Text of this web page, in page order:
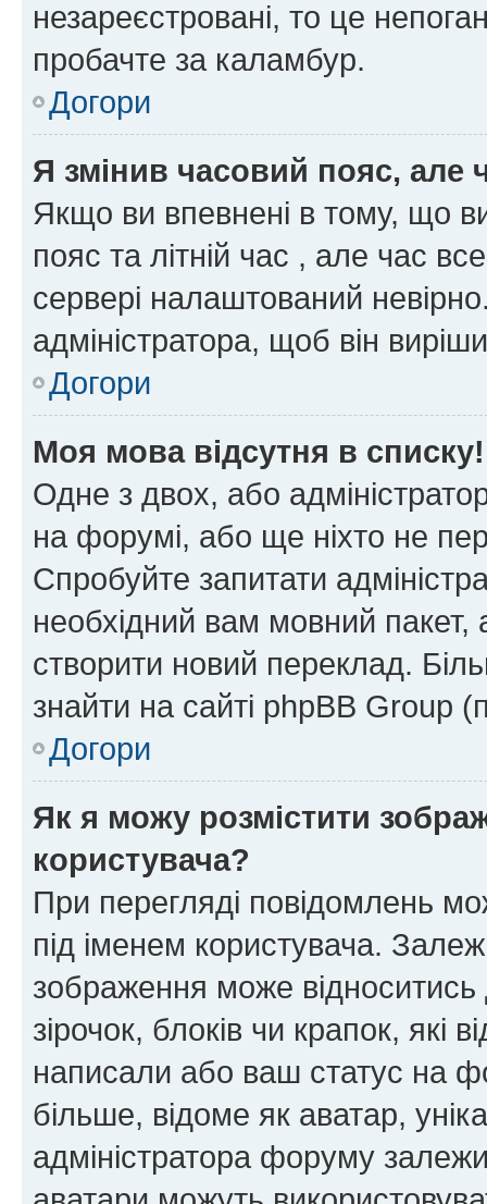
незареєстровані, то це
пробачте за каламбур.
Догори
Я змінив часовий пояс, але
Якщо ви впевнені в тому, що
пояс та літній час , але час
сервері налаштований
адміністратора, щоб він
Догори
Моя мова відсутня в списку!
Одне з двох, або
на форумі, або ще ніхто не
Спробуйте запитати
необхідний вам мовний
створити новий переклад.
знайти на сайті phpBB Group
Догори
Як я можу розмістити
користувача?
При перегляді повідомлень
під іменем користувача.
зображення може відноситись
зірочок, блоків чи крапок, які
написали або ваш статус на
більше, відоме як аватар,
адміністратора форуму